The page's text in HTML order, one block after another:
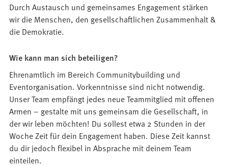
Durch Austausch und gemeinsames Engagement stärken
wir die Menschen, den gesellschaftlichen Zusammenhalt &
die Demokratie.
Wie kann man sich beteiligen?
Ehrenamtlich im Bereich Communitybuilding und
Eventorganisation. Vorkenntnisse sind nicht notwendig.
Unser Team empfängt jedes neue Teammitglied mit offenen
Armen – gestalte mit uns gemeinsam die Gesellschaft, in
der wir leben möchten! Du sollest etwa 2 Stunden in der
Woche Zeit für dein Engagement haben. Diese Zeit kannst
du dir jedoch flexibel in Absprache mit deinem Team
einteilen.